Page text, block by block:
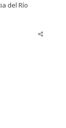
del Río
Share